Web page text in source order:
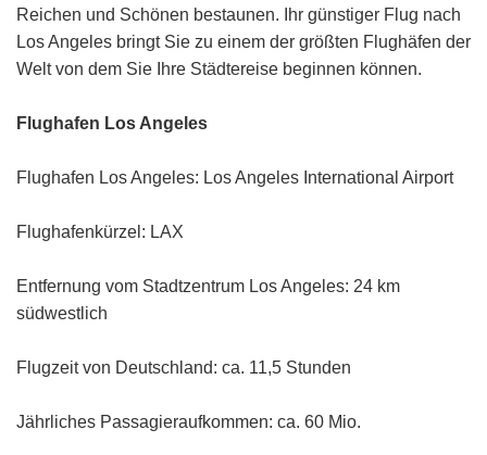
Reichen und Schönen bestaunen.
Ihr günstiger Flug nach
Los Angeles bringt Sie zu einem der größten Flughäfen der
Welt von dem Sie Ihre Städtereise beginnen können.
Flughafen Los Angeles
Flughafen Los Angeles: Los Angeles International Airport
Flughafenkürzel: LAX
Entfernung vom Stadtzentrum Los Angeles: 24 km
südwestlich
Flugzeit von Deutschland: ca. 11,5 Stunden
Jährliches Passagieraufkommen: ca. 60 Mio.